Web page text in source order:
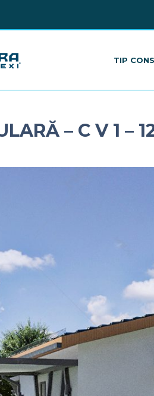
TIP
– C V 1 –